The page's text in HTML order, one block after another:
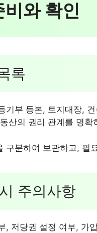
와 확인
록
기부 등본, 토지대장,
산의 권리 관계를 명
구분하여 보관하고, 필
주의사항
, 저당권 설정 여부, 가